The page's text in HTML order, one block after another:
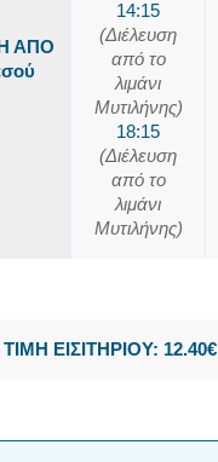
ΑΠΟ
14:15
(Διέλευση
από το
λιμάνι
Μυτιλήνης)
18:15
(Διέλευση
από το
λιμάνι
Μυτιλήνης)
ΤΙΜΗ ΕΙΣΙΤΗΡΙΟΥ: 12.40€